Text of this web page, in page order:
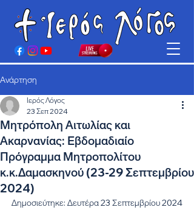
Ανάρτηση
Μητρόπολη Αιτωλίας και
Ακαρνανίας: Εβδομαδιαίο
Πρόγραμμα Μητροπολίτου
κ.κ.Δαμασκηνού (23-29 Σεπτεμβρίου
2024)
Ιερός Λόγος
23 Σεπ 2024
Δημοσιεύτηκε: Δευτέρα 23 Σεπτεμβρίου 2024